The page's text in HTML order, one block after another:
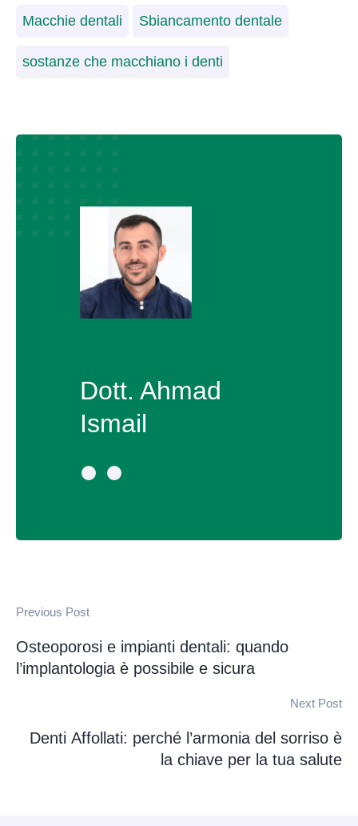
Macchie dentali Sbiancamento dentale
sostanze che macchiano i denti
Dott. Ahmad
Ismail
Previous Post
Osteoporosi e impianti dentali: quando
l’implantologia è possibile e sicura
Next Post
Denti Affollati: perché l’armonia del sorriso è
la chiave per la tua salute